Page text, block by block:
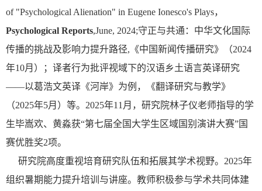
of "Psychological Alienation" in Eugene Ionesco's Plays，
Psychological Reports,June, 2024;守正与共通：中华文化国际
传播的挑战及影响力提升路径, 《中国新闻传播研究》（2024
年10月）；译者行为批评视域下的汉语乡土语言英译研究
——以葛浩文英译《河岸》为例，《翻译研究与教学》
（2025年5月）等。 2025年11 月，研究院林子仪老师指导的学
生毕嵩欢、黄淼获“第七届全国大学生区域国别演讲大赛”国
赛优胜奖2项。
研究院高度重视培育研究队伍和拓展其学术视野。 2025年
组织暑期能力提升培训与讲座。教师积极参与学术共同体建